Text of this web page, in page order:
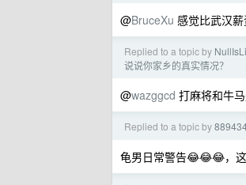
@BruceXu 感觉比武汉
Replied to a topic by
说说你家乡的真实情况？
@wazggcd 打麻将和牛
Replied to a topic by
龟男日常警告😂😂😂，